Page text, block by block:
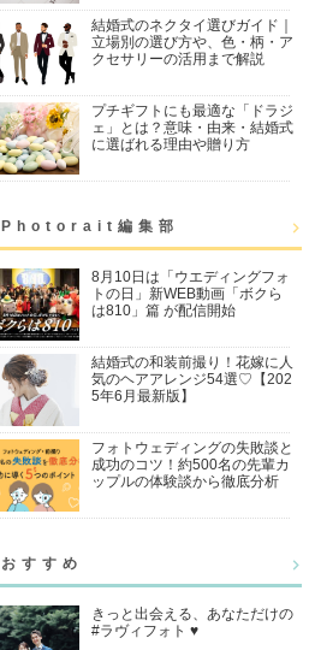
結婚式のネクタイ選びガイド｜
立場別の選び方や、色・柄・ア
クセサリーの活用まで解説
プチギフトにも最適な「ドラジ
ェ」とは？意味・由来・結婚式
に選ばれる理由や贈り方
Photorait編集部
8月10日は「ウエディングフォ
トの日」新WEB動画「ボクら
は810」篇 が配信開始
結婚式の和装前撮り！花嫁に人
気のヘアアレンジ54選♡【202
5年6月最新版】
フォトウェディングの失敗談と
成功のコツ！約500名の先輩カ
ップルの体験談から徹底分析
おすすめ
きっと出会える、あなただけの
#ラヴィフォト ♥